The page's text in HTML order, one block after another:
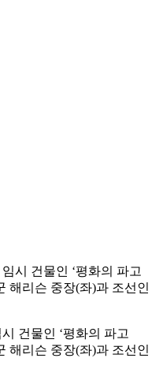
건물인 ‘평화의 파고
해리슨 중장(좌)과 조선인